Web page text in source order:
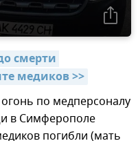
смерти
медиков >>
по медперсоналу
в Симферополе
погибли (мать